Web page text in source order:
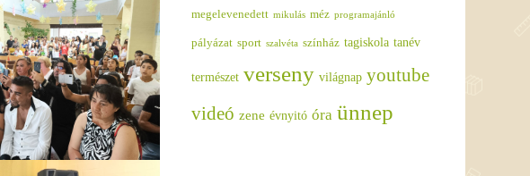
megelevenedett mikulás méz programajánló
pályázat sport szalvéta színház tagiskola tanév
természet verseny világnap youtube
videó zene évnyitó óra ünnep